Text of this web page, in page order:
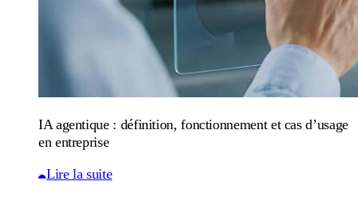
IA agentique : définition, fonctionnement et cas d’usage
en entreprise
Lire la suite